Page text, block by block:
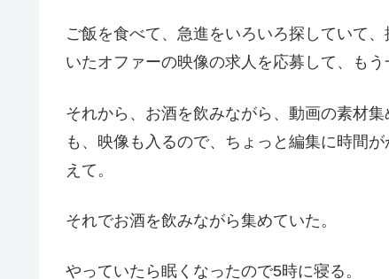
ご飯を食べて、急進をいろいろ探していて
いたオファーの映像の求人を応募して、もう
それから、お酒を飲みながら、動画の素材
も、映像も入るので、ちょっと編集に時間
えて。
それでお酒を飲みながら集めていた。
やっていたら眠くなったので5時に寝る。